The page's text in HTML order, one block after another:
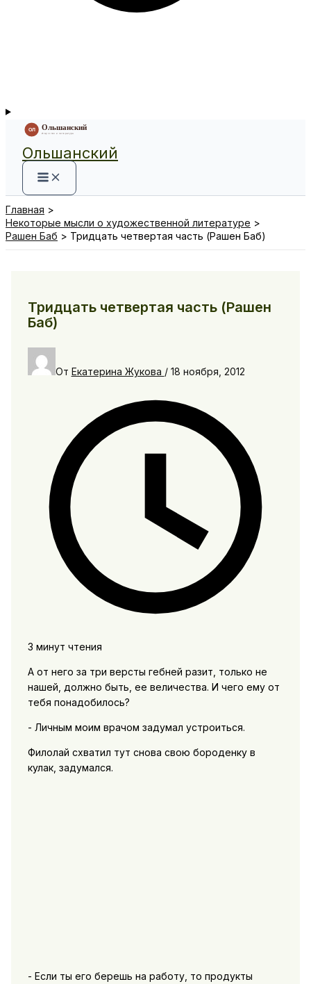
Ольшанский
Главная
Некоторые мысли о художественной литературе
Рашен Баб
Тридцать четвертая часть (Рашен Баб)
Тридцать четвертая часть (Рашен
Баб)
От Екатерина Жукова / 18 ноября, 2012
3 минут чтения
А от него за три версты гебней разит, только не
нашей, должно быть, ее величества. И чего ему от
тебя понадобилось?
- Личным моим врачом задумал устроиться.
Филолай схватил тут снова свою бороденку в
кулак, задумался.
- Если ты его берешь на работу, то продукты